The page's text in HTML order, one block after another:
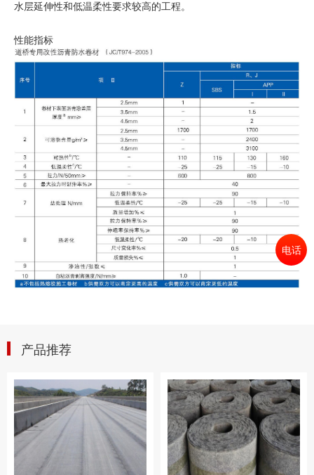
水层延伸性和低温柔性要求较高的工程。
性能指标
产品推荐
电话